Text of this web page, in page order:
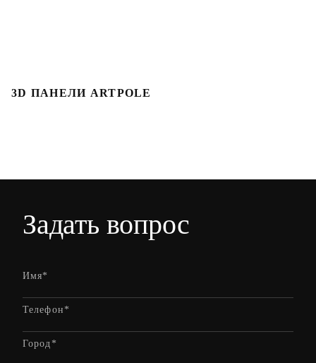
3D ПАНЕЛИ ARTPOLE
Задать вопрос